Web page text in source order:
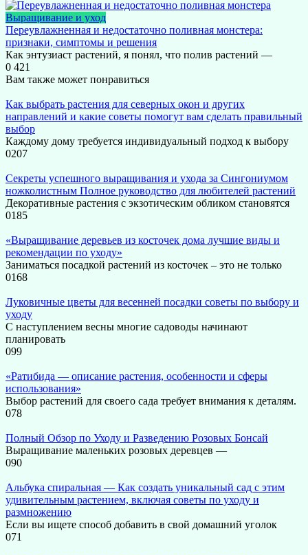
Выращивание и уход
Переувлажненная и недостаточно поливная монстера:
признаки, симптомы и решения
Как энтузиаст растений, я понял, что полив растений —
0 421
Вам также может понравиться
Как выбрать растения для северных окон и других
направлений и какие советы помогут вам сделать правильный
выбор
Каждому дому требуется индивидуальный подход к выбору
0207
Секреты успешного выращивания и ухода за Сингониумом
ножколистным Полное руководство для любителей растений
Декоративные растения с экзотическим обликом становятся
0185
«Выращивание деревьев из косточек дома лучшие виды и
рекомендации по уходу»
Заниматься посадкой растений из косточек – это не только
0168
Луковичные цветы для весенней посадки советы по выбору и
уходу
С наступлением весны многие садоводы начинают
планировать
099
«Ратибида — описание растения, особенности и сферы
использования»
Выбор растений для своего сада требует внимания к деталям.
078
Полный Обзор по Уходу и Разведению Розовых Бонсай
Выращивание маленьких розовых деревцев —
090
Альбука спиральная — Как создать уникальный сад с этим
удивительным растением, включая советы по уходу и
размножению
Если вы ищете способ добавить в свой домашний уголок
071